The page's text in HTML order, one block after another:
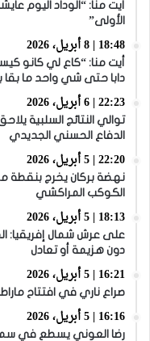
الأولى”
18:48 | 8 أبريل، 2026
أيت منا: “كاع لي كانو
دابا حتى شي واحد ما بقا
22:23 | 6 أبريل، 2026
توالي النتائج السلبية
الدفاع الحسني الجديدي
22:20 | 5 أبريل، 2026
نهضة بركان يخرج بنقطة
الكوكب المراكشي
18:13 | 5 أبريل، 2026
دون هزيمة أو تعادل
16:21 | 5 أبريل، 2026
صراع ناري في افتتاح
16:16 | 5 أبريل، 2026
رضا العوني يسطع في